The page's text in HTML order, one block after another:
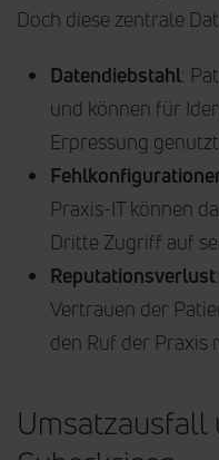
Doch diese zentrale
Datendiebstahl:
und können für
Erpressung
Praxis-IT können
Dritte Zugriff auf
Reputationsverlust
Vertrauen der
den Ruf der Praxis
Umsatzausfall